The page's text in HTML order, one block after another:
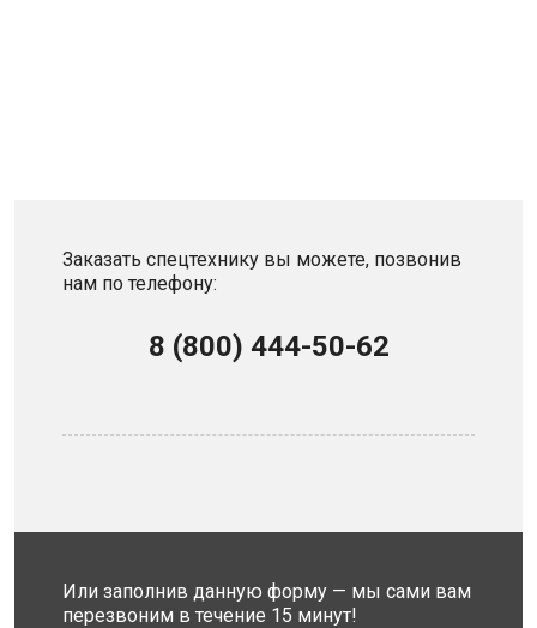
Заказать спецтехнику вы можете, позвонив
нам по телефону:
8 (800) 444-50-62
Или заполнив данную форму — мы сами вам
перезвоним в течение 15 минут!